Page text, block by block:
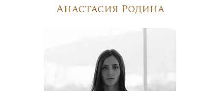
Анастасия Родина